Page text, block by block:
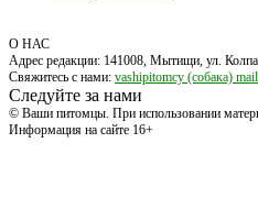
О НАС
Адрес редакции: 141008, Мытищи, ул.
Свяжитесь с нами: vashipitomcy (собака)
Следуйте за нами
© Ваши питомцы. При использовании
Информация на сайте 16+